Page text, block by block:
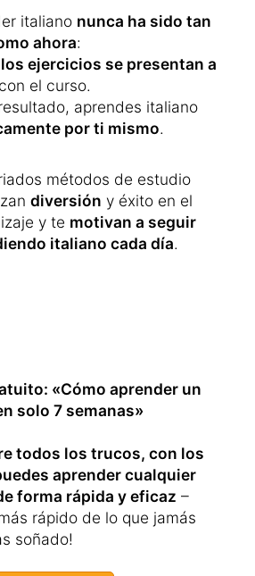
italiano nunca ha sido tan
ahora:
ejercicios se presentan a
con el curso.
aprendes italiano
por ti mismo.
métodos de estudio
diversión y éxito en el
y te motivan a seguir
italiano cada día.
«Cómo aprender un
solo 7 semanas»
todos los trucos, con los
aprender cualquier
forma rápida y eficaz –
rápido de lo que jamás
soñado!